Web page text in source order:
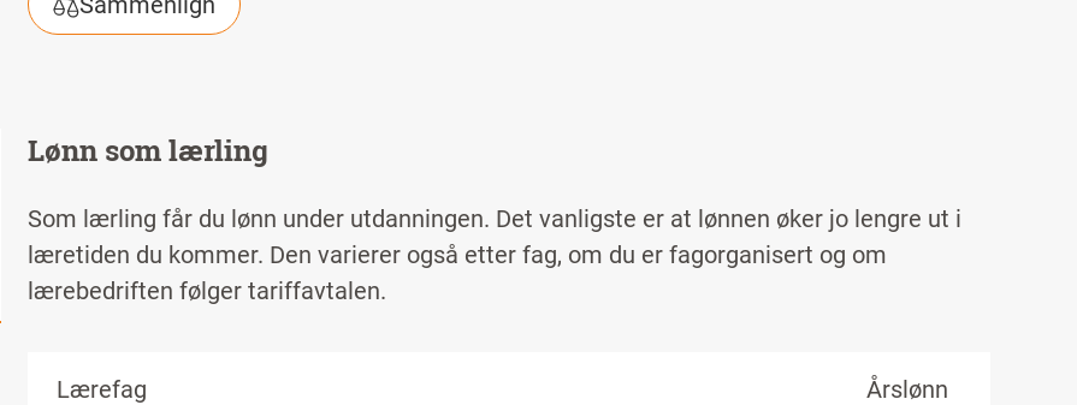
Lønn som lærling
Som lærling får du lønn under utdanningen. Det vanligste er at lønnen øker jo lengre ut i
læretiden du kommer. Den varierer også etter fag, om du er fagorganisert og om
lærebedriften følger tariffavtalen.
Lærefag Årslønn